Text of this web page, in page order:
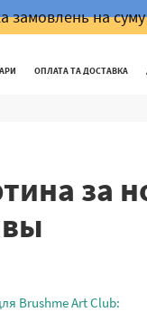
замовлень на суму
ОПЛАТА ТА ДОСТАВКА
за
Brushme Art Club: